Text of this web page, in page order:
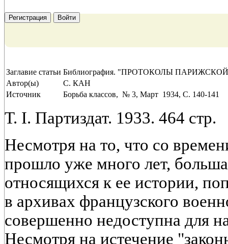
Регистрация Войти
Заглавие статьи Библиография. "ПРОТОКОЛЫ
Автор(ы)
С. КАН
Источник
Борьба классов, № 3, Март 1934, C. 140-141
Т. I. Партиздат. 1933. 464 стр.
Несмотря на то, что со
прошло уже много лет,
относящихся к ее истории,
в архивах французского
совершенно недоступна для
Несмотря на истечение